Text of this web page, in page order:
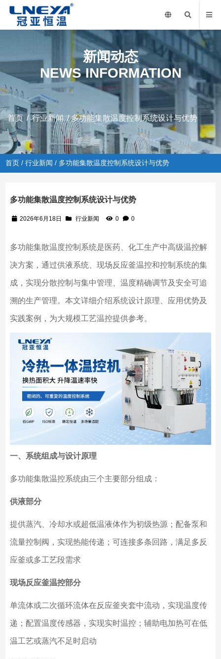
新闻动态
NEWS INFORMATION
首页 /行业新闻/ 多功能集散温度控制系统设计与优势
首页 /行业新闻 / 多功能集散温度控制系统设计与优势
多功能集散温度控制系统设计与优势
2026年6月18日 行业新闻 0 0
多功能集散温度控制系统是医药、化工生产中高级温控解
决方案，通过供液系统、现场反应釜温控和控制系统的集
成，实现分散控制与集中管理、温度精确调节及安全可追
溯的生产管理。本文详细介绍系统设计原理、应用优势及
实践案例，为大规模工艺温控提供参考。
一、系统组成与设计原理
多功能集散温控系统由三个主要部分组成：
供液部分
提供蒸汽、冷却水或超低温液体作为初级热源；配备泵和
流量控制阀，实现热能传递；可连接多条回路，满足多反
应釜或多工艺段需求
现场反应釜温控部分
单流体或二次循环流体在反应釜夹套中流动，实现温度传
递；配置温度传感器，实现实时温控；辅助电加热可在低
温工艺或蒸汽不足时启动